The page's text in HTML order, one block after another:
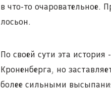
в что-то очаровательное.
лосьон.
По своей сути эта
Кроненберга, но
более сильными